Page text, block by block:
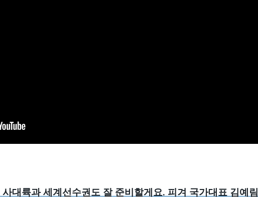
대륙과 세계선수권도 잘 준비할게요. 피겨 국가대표 김예림